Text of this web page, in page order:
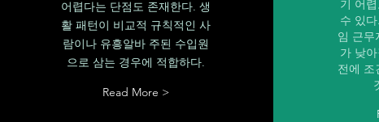
어렵다는 단점도 존재한다. 생
활 패턴이 비교적 규칙적인 사
람이나 유흥알바 주된 수입원
으로 삼는 경우에 적합하다.
Read More >
기 어
수 있
임 근무
가 낮
전에 조